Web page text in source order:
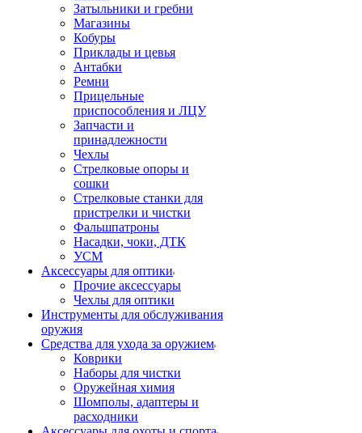
Затыльники и гребни
Магазины
Кобуры
Приклады и цевья
Антабки
Ремни
Прицельные
приспособления и ЛЦУ
Запчасти и
принадлежности
Чехлы
Стрелковые опоры и
сошки
Стрелковые станки для
пристрелки и чистки
Фальшпатроны
Насадки, чоки, ДТК
УСМ
Аксессуары для оптики
Прочие аксессуары
Чехлы для оптики
Инструменты для обслуживания
оружия
Средства для ухода за оружием
Коврики
Наборы для чистки
Оружейная химия
Шомполы, адаптеры и
расходники